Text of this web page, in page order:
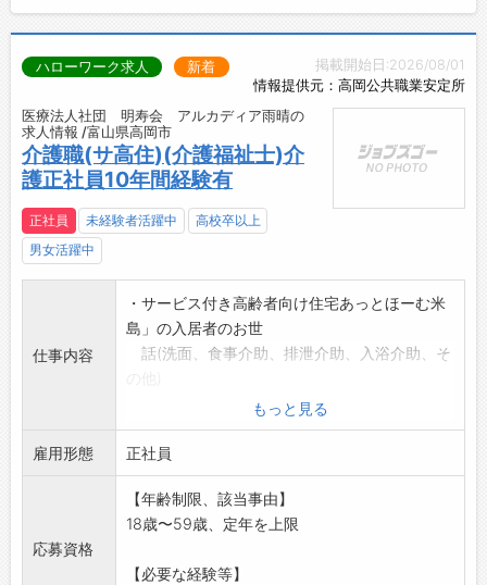
掲載開始日:2026/08/01
情報提供元：高岡公共職業安定所
ハローワーク求人 新着
医療法人社団 明寿会 アルカディア雨晴の
求人情報 /富山県高岡市
介護職(サ高住)(介護福祉士)介
護正社員10年間経験有
正社員 未経験者活躍中
高校卒以上
男女活躍中
仕事内容
・サービス付き高齢者向け住宅あっとほーむ米
島」の入居者のお世
話(洗面、食事介助、排泄介助、入浴介助、そ
・日常生活のサポート
・部屋数は30部屋です
・変更範囲:変更なし
もっと見る
雇用形態 正社員
応募資格
【年齢制限、該当事由】
18歳〜59歳、定年を上限
【必要な経験等】